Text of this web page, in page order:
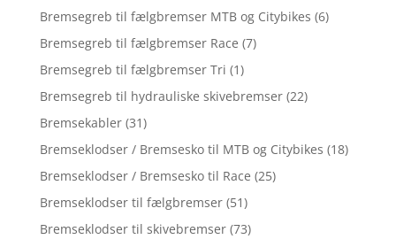
Bremsegreb til fælgbremser MTB og Citybikes (6)
Bremsegreb til fælgbremser Race (7)
Bremsegreb til fælgbremser Tri (1)
Bremsegreb til hydrauliske skivebremser (22)
Bremsekabler (31)
Bremseklodser / Bremsesko til MTB og Citybikes (18)
Bremseklodser / Bremsesko til Race (25)
Bremseklodser til fælgbremser (51)
Bremseklodser til skivebremser (73)